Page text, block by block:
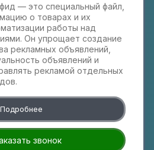
— это специальный файл,
о товарах и их
работы над
Он упрощает создание
рекламных объявлений,
объявлений и
рекламой отдельных
Подробнее
звонок